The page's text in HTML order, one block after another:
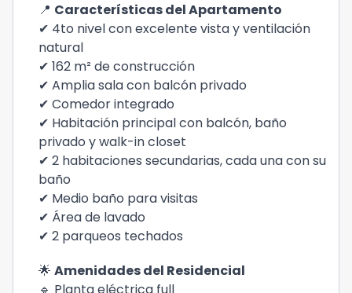
📍 Características del Apartamento
✔ 4to nivel con excelente vista y ventilación
natural
✔ 162 m² de construcción
✔ Amplia sala con balcón privado
✔ Comedor integrado
✔ Habitación principal con balcón, baño
privado y walk-in closet
✔ 2 habitaciones secundarias, cada una con su
baño
✔ Medio baño para visitas
✔ Área de lavado
✔ 2 parqueos techados
🌟 Amenidades del Residencial